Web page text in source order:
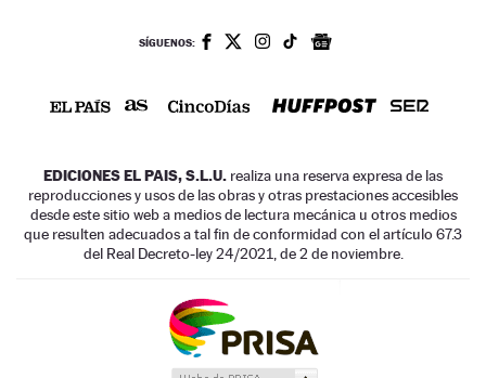
SÍGUENOS:
EDICIONES EL PAIS, S.L.U. realiza una reserva expresa de las
reproducciones y usos de las obras y otras prestaciones accesibles
desde este sitio web a medios de lectura mecánica u otros medios
que resulten adecuados a tal fin de conformidad con el artículo 67.3
del Real Decreto-ley 24/2021, de 2 de noviembre.